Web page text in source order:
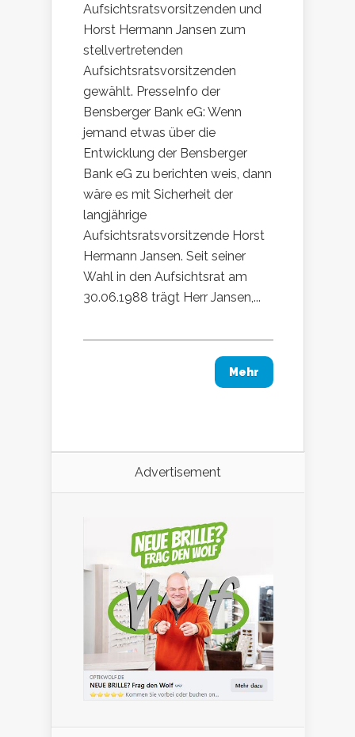
Aufsichtsratsvorsitzenden und
Horst Hermann Jansen zum
stellvertretenden
Aufsichtsratsvorsitzenden
gewählt. PresseInfo der
Bensberger Bank eG: Wenn
jemand etwas über die
Entwicklung der Bensberger
Bank eG zu berichten weis, dann
wäre es mit Sicherheit der
langjährige
Aufsichtsratsvorsitzende Horst
Hermann Jansen. Seit seiner
Wahl in den Aufsichtsrat am
30.06.1988 trägt Herr Jansen,...
Mehr
Advertisement